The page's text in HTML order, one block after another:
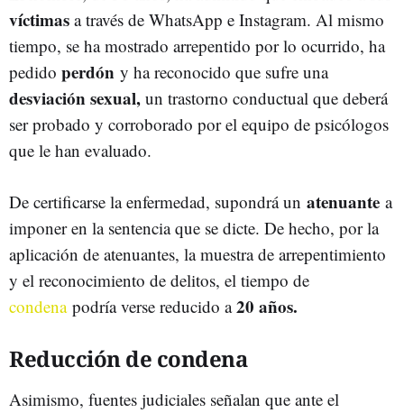
víctimas a través de WhatsApp e Instagram. Al mismo
tiempo, se ha mostrado arrepentido por lo ocurrido, ha
pedido perdón y ha reconocido que sufre una
desviación sexual, un trastorno conductual que deberá
ser probado y corroborado por el equipo de psicólogos
que le han evaluado.
De certificarse la enfermedad, supondrá un atenuante a
imponer en la sentencia que se dicte. De hecho, por la
aplicación de atenuantes, la muestra de arrepentimiento
y el reconocimiento de delitos, el tiempo de
condenapodría verse reducido a20 años.
Reducción de condena
Asimismo, fuentes judiciales señalan que ante el